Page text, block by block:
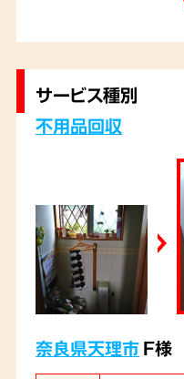
サービス種別
不用品回収
奈良県天理市F様